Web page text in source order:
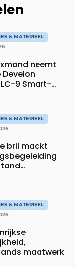
& MATERIEEL
neemt
Develon
9 Smart-
& MATERIEEL
bril maakt
& MATERIEEL
maatwerk